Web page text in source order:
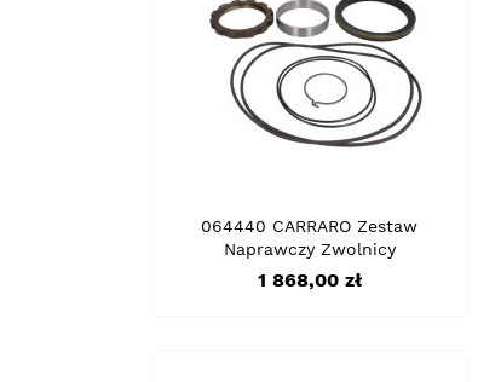
064440 CARRARO Zestaw
Naprawczy Zwolnicy
Cena
1 868,00 zł